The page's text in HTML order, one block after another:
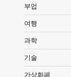
부업
여행
과학
기술
가상화폐